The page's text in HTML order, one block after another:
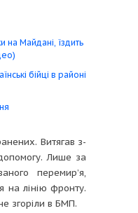
на Майдані, їздить
бійці в районі
Витягав з-
Лише за
перемир’я,
на лінію фронту.
згоріли в БМП.